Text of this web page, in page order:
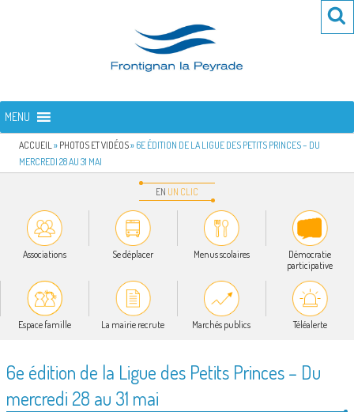
FRONTIGNAN LA PEYRADE
MENU
ACCUEIL » PHOTOS ET VIDÉOS» 6E ÉDITION DE LA LIGUE DES PETITS PRINCES – DU
MERCREDI 28 AU 31 MAI
EN UN CLIC
Associations Se déplacer Menus scolaires
Démocratie
participative
Espace famille La mairie recrute Marchés publics Téléalerte
6e édition de la Ligue des Petits Princes – Du
mercredi 28 au 31 mai